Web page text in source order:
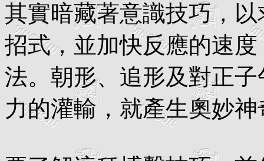
其實暗藏著意識技巧，
招式，並加快反應的速
法。朝形、追形及對正
力的灌輸，就產生奧妙